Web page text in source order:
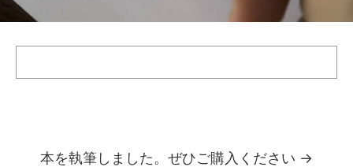
本を執筆しました。ぜひご購入ください →